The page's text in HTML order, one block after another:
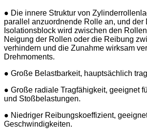
● Die innere Struktur von
parallel anzuordnende Rolle an, und der
Isolationsblock wird zwischen den
Neigung der Rollen oder die Reibung
verhindern und die Zunahme wirksam
Drehmoments.
● Große Belastbarkeit, hauptsächlich
● Große radiale Tragfähigkeit, geeignet
und Stoßbelastungen.
● Niedriger Reibungskoeffizient,
Geschwindigkeiten.